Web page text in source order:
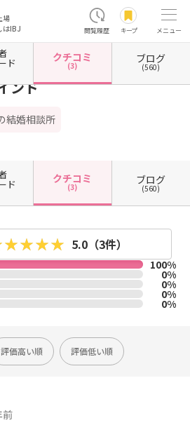
場
はIBJ
閲覧履歴 キープ メニュー
府大阪市 大阪府大阪市東淀川区 結婚相談所カインド
ンド
結婚相談所
ド クチコミ
(3)
ブログ
(560)
ド クチコミ
(3)
ブログ
(560)
5.0 （3件）
100%
0%
0%
0%
0%
評価高い順 評価低い順
前